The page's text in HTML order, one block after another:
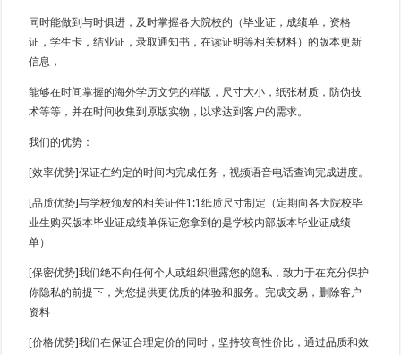
同时能做到与时俱进，及时掌握各大院校的（毕业证，成绩单，资格
证，学生卡，结业证，录取通知书，在读证明等相关材料）的版本更新
信息，
能够在时间掌握的海外学历文凭的样版，尺寸大小，纸张材质，防伪技
术等等，并在时间收集到原版实物，以求达到客户的需求。
我们的优势：
[效率优势]保证在约定的时间内完成任务，视频语音电话查询完成进度。
[品质优势]与学校颁发的相关证件1:1纸质尺寸制定（定期向各大院校毕
业生购买版本毕业证成绩单保证您拿到的是学校内部版本毕业证成绩
单）
[保密优势]我们绝不向任何个人或组织泄露您的隐私，致力于在充分保护
你隐私的前提下，为您提供更优质的体验和服务。完成交易，删除客户
资料
[价格优势]我们在保证合理定价的同时，坚持较高性价比，通过品质和效